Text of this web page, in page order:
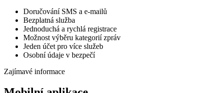
Doručování SMS a e-mailů
Bezplatná služba
Jednoduchá a rychlá registrace
Možnost výběru kategorií zpráv
Jeden účet pro více služeb
Osobní údaje v bezpečí
Zajímavé informace